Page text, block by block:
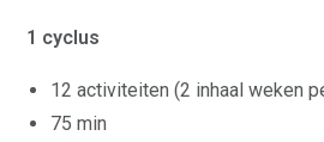
1 cyclus
12 activiteiten (2 inhaal weken
75 min